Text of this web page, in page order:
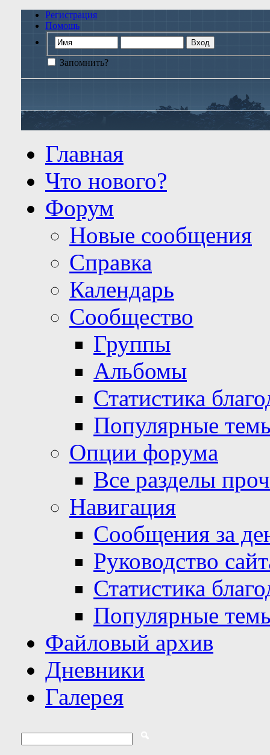
Регистрация
Помощь
Запомнить?
Главная
Что нового?
Форум
Новые сообщения
Справка
Календарь
Сообщество
Группы
Альбомы
Статистика
Популярные
Опции форума
Все разделы
Навигация
Сообщения за
Руководство
Статистика
Популярные
Файловый архив
Дневники
Галерея